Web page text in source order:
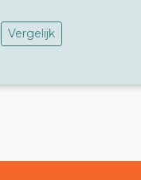
Vergelijk